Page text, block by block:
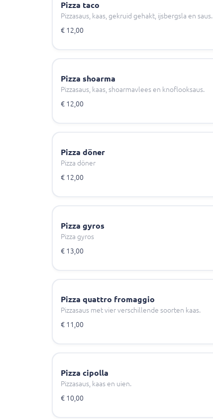
Pizza taco
Pizzasaus, kaas, gekruid gehakt, ijsbergsla en saus.
€ 12,00
Pizza shoarma
Pizzasaus, kaas, shoarmavlees en knoflooksaus.
€ 12,00
Pizza döner
Pizza döner
€ 12,00
Pizza gyros
Pizza gyros
€ 13,00
Pizza quattro fromaggio
Pizzasaus met vier verschillende soorten kaas.
€ 11,00
Pizza cipolla
Pizzasaus, kaas en uien.
€ 10,00